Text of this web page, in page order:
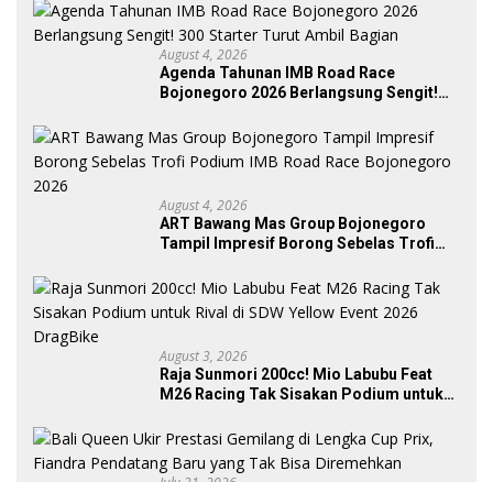
August 4, 2026
Agenda Tahunan IMB Road Race
Bojonegoro 2026 Berlangsung Sengit!
August 4, 2026
ART Bawang Mas Group Bojonegoro
Tampil Impresif Borong Sebelas Trofi
2026
August 3, 2026
Raja Sunmori 200cc! Mio Labubu Feat
M26 Racing Tak Sisakan Podium untuk